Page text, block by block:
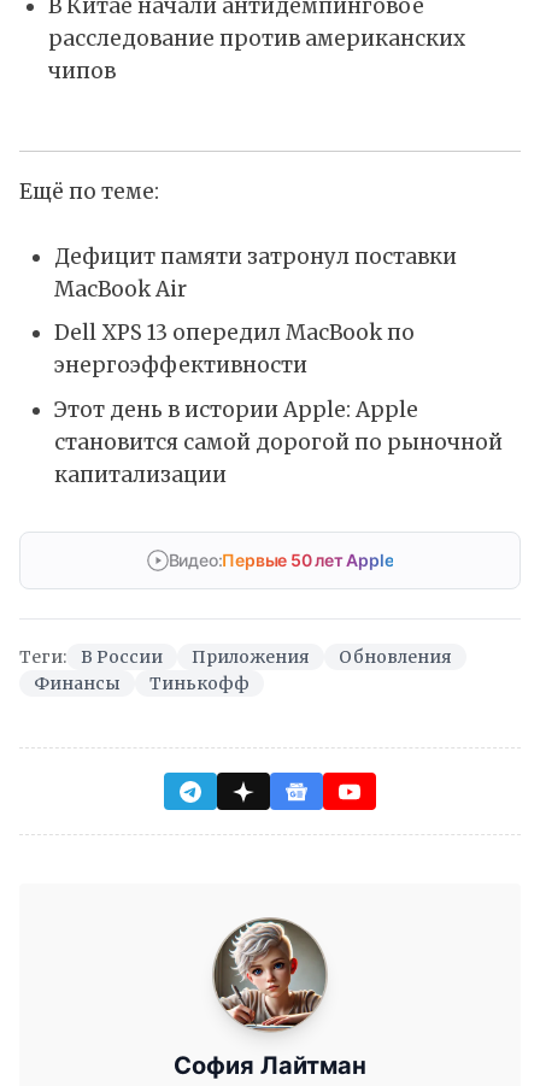
В Китае начали антидемпинговое
расследование против американских
чипов
Ещё по теме:
Дефицит памяти затронул поставки
MacBook Air
Dell XPS 13 опередил MacBook по
энергоэффективности
Этот день в истории Apple: Apple
становится самой дорогой по рыночной
капитализации
Видео:Первые 50 лет Apple
Теги: В России Приложения
Обновления
Финансы
Тинькофф
София Лайтман